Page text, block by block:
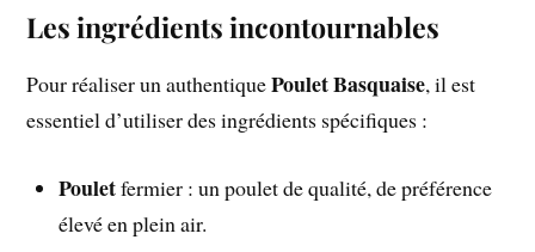
Les ingrédients incontournables
Pour réaliser un authentiquePoulet Basquaise, il est
essentiel d’utiliser des ingrédients spécifiques :
Pouletfermier : un poulet de qualité, de préférence
élevé en plein air.